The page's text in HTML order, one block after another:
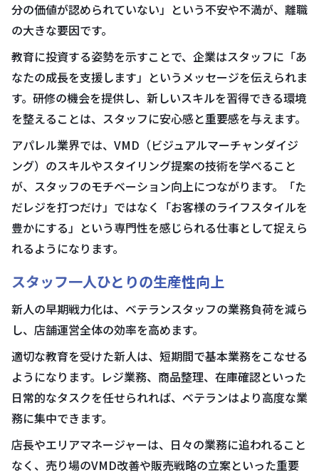
分の価値が認められていない」という不安や不満が、離職
の大きな要因です。
教育に投資する姿勢を示すことで、企業はスタッフに「あ
なたの成長を支援します」というメッセージを伝えられま
す。研修の機会を提供し、新しいスキルを習得できる環境
を整えることは、スタッフに安心感と重要感を与えます。
アパレル業界では、VMD（ビジュアルマーチャンダイジ
ング）のスキルやスタイリング提案の技術を学べること
が、スタッフのモチベーション向上につながります。「た
だレジを打つだけ」ではなく「お客様のライフスタイルを
豊かにする」という専門性を感じられる仕事として捉えら
れるようになります。
スタッフ一人ひとりの生産性向上
新人の早期戦力化は、ベテランスタッフの業務負荷を減ら
し、店舗運営全体の効率を高めます。
適切な教育を受けた新人は、短期間で基本業務をこなせる
ようになります。レジ業務、商品整理、在庫確認といった
日常的なタスクを任せられれば、ベテランはより高度な業
務に集中できます。
店長やエリアマネージャーは、日々の業務に追われること
なく、売り場のVMD改善や販売戦略の立案といった重要